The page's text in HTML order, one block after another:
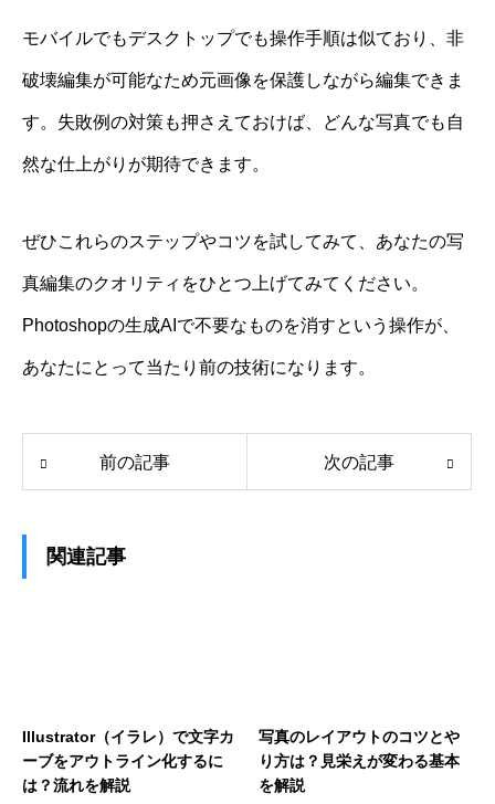
モバイルでもデスクトップでも操作手順は似ており、非
破壊編集が可能なため元画像を保護しながら編集できま
す。失敗例の対策も押さえておけば、どんな写真でも自
然な仕上がりが期待できます。
ぜひこれらのステップやコツを試してみて、あなたの写
真編集のクオリティをひとつ上げてみてください。
Photoshopの生成AIで不要なものを消すという操作が、
あなたにとって当たり前の技術になります。
前の記事 次の記事
関連記事
Illustrator（イラレ）で文字カ
ーブをアウトライン化するに
は？流れを解説
写真のレイアウトのコツとや
り方は？見栄えが変わる基本
を解説